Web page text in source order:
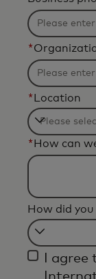
*
* Location
Filtering
will
be
after
3
characters.
* How can
How did
Filtering
will I